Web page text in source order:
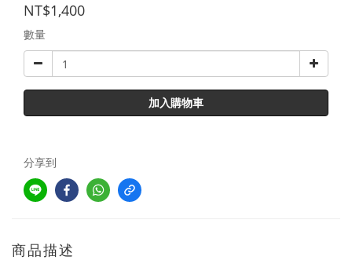
NT$1,400
數量
加入購物車
分享到
商品描述